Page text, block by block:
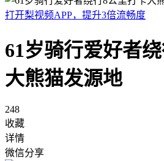
打开梨视频APP，提升3倍流畅度
61岁骑行爱好者
大熊猫发源地
248
收藏
详情
微信分享